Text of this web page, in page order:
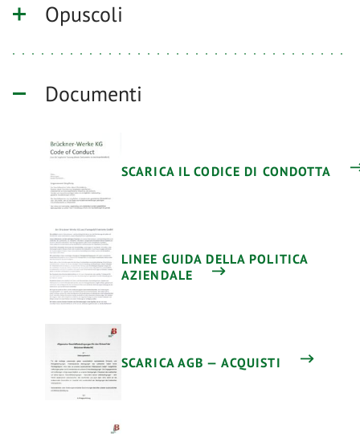
Opuscoli
Documenti
SCARICA IL CODICE DI CONDOTTA
LINEE GUIDA DELLA POLITICA
AZIENDALE
SCARICA AGB — ACQUISTI